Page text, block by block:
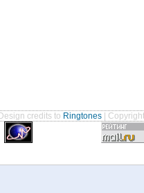
credits to Ringtones |